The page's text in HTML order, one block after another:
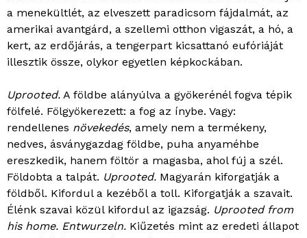
a menekültlét, az elveszett paradicsom fájdalmát, az
amerikai avantgárd, a szellemi otthon vigaszát, a hó, a
kert, az erdőjárás, a tengerpart kicsattanó eufóriáját
illesztik össze, olykor egyetlen képkockában.
Uprooted. A földbe alányúlva a gyökerénél fogva tépik
fölfelé. Fölgyökerezett: a fog az ínybe. Vagy:
rendellenes növekedés, amely nem a termékeny,
nedves, ásványgazdag földbe, puha anyaméhbe
ereszkedik, hanem föltör a magasba, ahol fúj a szél.
Földobta a talpát. Uprooted. Magyarán kiforgatják a
földből. Kifordul a kezéből a toll. Kiforgatják a szavait.
Élénk szavai közül kifordul az igazság. Uprooted from
his home. Entwurzeln. Kiűzetés mint az eredeti állapot